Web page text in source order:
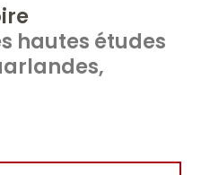
hautes études